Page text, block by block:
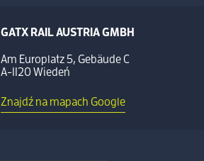
GATX RAIL AUSTRIA GMBH
Am Europlatz 5, Gebäude C
A-1120 Wiedeń
Znajdź na mapach Google